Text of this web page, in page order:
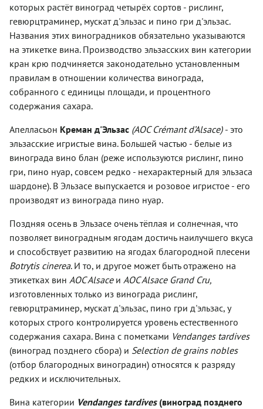
которых растёт виноград четырёх сортов - рислинг,
гевюрцтраминер, мускат д'эльзас и пино гри д'эльзас.
Названия этих виноградников обязательно указываются
на этикетке вина. Производство эльзасских вин категории
кран крю подчиняется законодательно установленным
правилам в отношении количества винограда,
собранного с единицы площади, и процентного
содержания сахара.
Апелласьон Креман д'Эльзас (AOC Crémant d’Alsace) - это
эльзасские игристые вина. Большей частью - белые из
винограда вино блан (реже используются рислинг, пино
гри, пино нуар, совсем редко - нехарактерный для эльзаса
шардоне). В Эльзасе выпускается и розовое игристое - его
производят из винограда пино нуар.
Поздняя осень в Эльзасе очень тёплая и солнечная, что
позволяет виноградным ягодам достичь наилучшего вкуса
и способствует развитию на ягодах благородной плесени
Botrytis cinerea. И то, и другое может быть отражено на
этикетках вин AOC Alsace и AOC Alsace Grand Cru,
изготовленных только из винограда рислинг,
гевюрцтраминер, мускат д'эльзас, пино гри д'эльзас, у
которых строго контролируется уровень естественного
содержания сахара. Вина с пометками Vendanges tardives
(виноград позднего сбора) и Selection de grains nobles
(отбор благородных виноградин) относятся к разряду
редких и исключительных.
Вина категории Vendanges tardives (виноград позднего